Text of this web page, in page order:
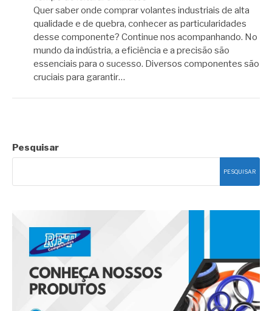
Quer saber onde comprar volantes industriais de alta
qualidade e de quebra, conhecer as particularidades
desse componente? Continue nos acompanhando. No
mundo da indústria, a eficiência e a precisão são
essenciais para o sucesso. Diversos componentes são
cruciais para garantir…
Pesquisar
PESQUISAR